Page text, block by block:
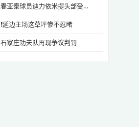
望平安！中甲长春亚泰球员迪力依米提头部受伤，救护车紧急进场
延边主场这草坪惨不忍睹
家庄功夫队再现争议判罚